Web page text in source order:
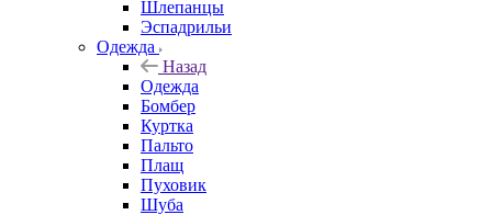
Шлепанцы
Эспадрильи
Одежда
Назад
Одежда
Бомбер
Куртка
Пальто
Плащ
Пуховик
Шуба